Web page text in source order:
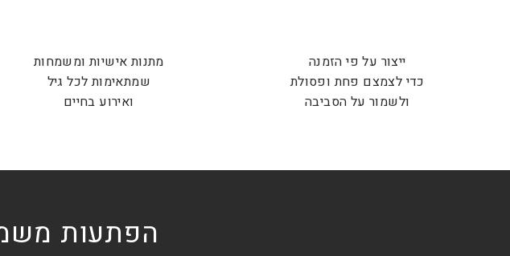
ייצור על פי הזמנה
כדי לצמצם פחת ופסולת
ולשמור על הסביבה
מתנות אישיות ומשמחות
שמתאימות לכל גיל
ואירוע בחיים
הפתעות